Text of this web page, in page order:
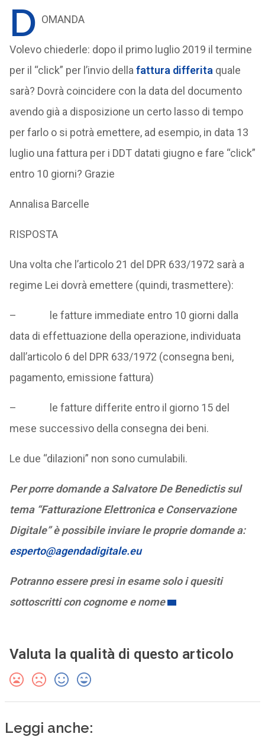
D OMANDA
Volevo chiederle: dopo il primo luglio 2019 il termine
per il “click” per l’invio della fattura differita quale
sarà? Dovrà coincidere con la data del documento
avendo già a disposizione un certo lasso di tempo
per farlo o si potrà emettere, ad esempio, in data 13
luglio una fattura per i DDT datati giugno e fare “click”
entro 10 giorni? Grazie
Annalisa Barcelle
RISPOSTA
Una volta che l’articolo 21 del DPR 633/1972 sarà a
regime Lei dovrà emettere (quindi, trasmettere):
– le fatture immediate entro 10 giorni dalla
data di effettuazione della operazione, individuata
dall’articolo 6 del DPR 633/1972 (consegna beni,
pagamento, emissione fattura)
– le fatture differite entro il giorno 15 del
mese successivo della consegna dei beni.
Le due “dilazioni” non sono cumulabili.
Per porre domande a Salvatore De Benedictis sul
tema “Fatturazione Elettronica e Conservazione
Digitale” è possibile inviare le proprie domande a:
esperto@agendadigitale.eu
Potranno essere presi in esame solo i quesiti
sottoscritti con cognome e nome
Valuta la qualità di questo articolo
Leggi anche: